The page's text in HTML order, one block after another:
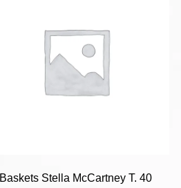
Baskets Stella McCartney T. 40